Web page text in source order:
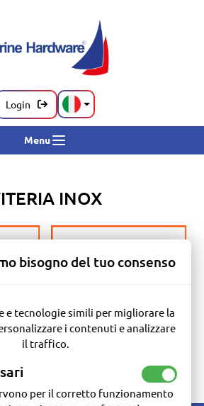
bisogno del tuo consenso
i contenuti e analizzare
il traffico.
Login
Menu
VITERIA INOX
VITERIA INOX A2